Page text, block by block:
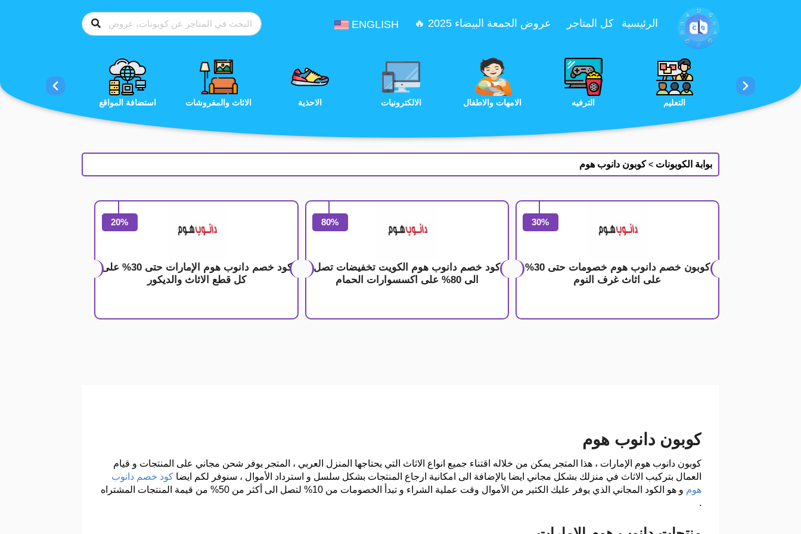
تخطي إلى المحتوى
الرئيسية كل المتاجر عروض الجمعة البيضاء 2025 🔥 ENGLISH
استضافة المواقع الاثاث والمفروشات الاحذية الالكترونيات الامهات والاطفال الترفيه التعليم الجمال والعناية الخدمات
بوابة الكوبونات > كوبون دانوب هوم
30%
كوبون خصم دانوب هوم خصومات حتى 30%
على اثاث غرف النوم
80%
كود خصم دانوب هوم الكويت تخفيضات تصل
الى 80% على اكسسوارات الحمام
20%
كود خصم دانوب هوم الإمارات حتى 30% على
كل قطع الاثاث والديكور
كوبون دانوب هوم
كوبون دانوب هوم الإمارات ، هذا المتجر يمكن من خلاله اقتناء جميع انواع الاثاث التي يحتاجها المنزل العربي ، المتجر يوفر شحن مجاني على المنتجات و قيام
العمال بتركيب الاثاث في منزلك بشكل مجاني ايضا بالإضافة الى امكانية ارجاع المنتجات بشكل سلسل و استرداد الأموال ، سنوفر لكم ايضا كود خصم دانوب
هوم
و هو الكود المجاني الذي يوفر عليك الكثير من الأموال وقت عملية الشراء و تبدأ الخصومات من 10% لتصل الى أكثر من 50% من قيمة المنتجات المشتراه
.